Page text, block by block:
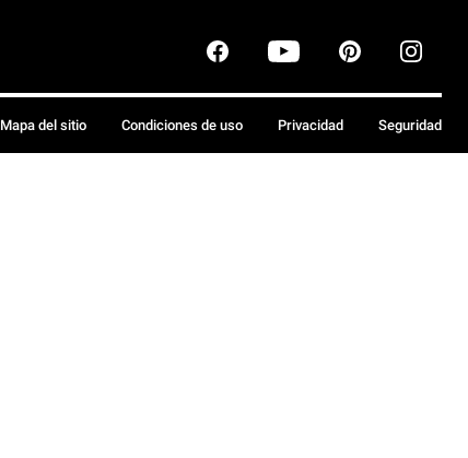
Mapa del sitio Condiciones de uso Privacidad Seguridad